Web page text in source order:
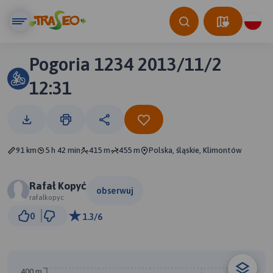
Pogoria 1234 2013/11/2
12:31
91 km 5 h 42 min 415 m 455 m Polska, śląskie, Klimontów
Rafał Kopyć
rafalkopyc
obserwuj
0 1.3/6